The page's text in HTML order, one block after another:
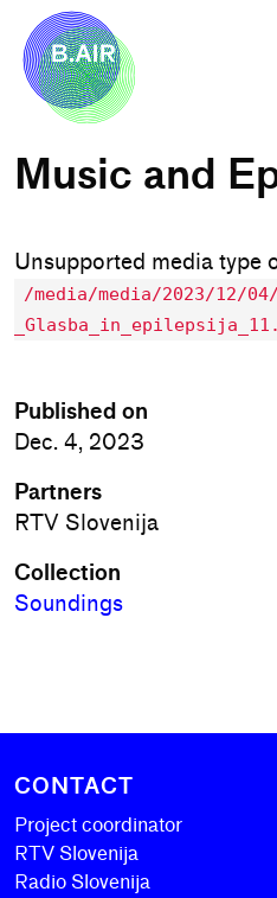
Music and
Unsupported media type
/media/media/2023/12/04/
Published on
Dec. 4, 2023
Partners
RTV Slovenija
Collection
Soundings
CONTACT
Project coordinator
RTV Slovenija
Radio Slovenija